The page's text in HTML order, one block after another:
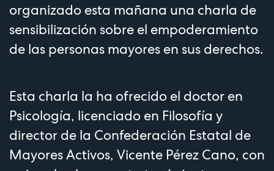
organizado esta mañana una charla de
sensibilización sobre el empoderamiento
de las personas mayores en sus derechos.
Esta charla la ha ofrecido el doctor en
Psicología, licenciado en Filosofía y
director de la Confederación Estatal de
Mayores Activos, Vicente Pérez Cano, con